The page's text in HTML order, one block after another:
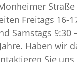
Straße
Freitags 16-
Samstags 9:30
Haben wir
Sie uns